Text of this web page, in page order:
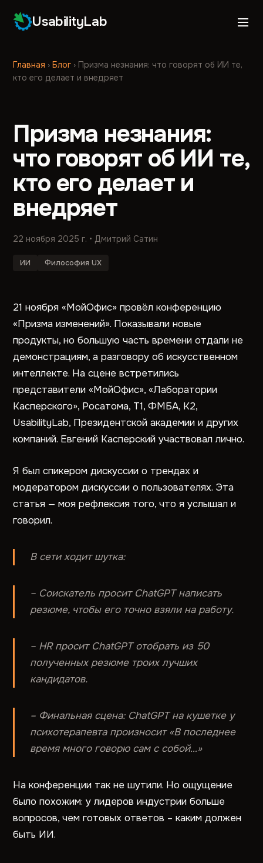
UsabilityLab
Главная ›Блог › Призма незнания: что говорят об ИИ те,
кто его делает и внедряет
Призма незнания:
что говорят об ИИ те,
кто его делает и
внедряет
22 ноября 2025 г. • Дмитрий Сатин
ИИ Философия UX
21 ноября «МойОфис» провёл конференцию
«Призма изменений». Показывали новые
продукты, но большую часть времени отдали не
демонстрациям, а разговору об искусственном
интеллекте. На сцене встретились
представители «МойОфис», «Лаборатории
Касперского», Росатома, Т1, ФМБА, К2,
UsabilityLab, Президентской академии и других
компаний. Евгений Касперский участвовал лично.
Я был спикером дискуссии о трендах и
модератором дискуссии о пользователях. Эта
статья — моя рефлексия того, что я услышал и
говорил.
В сети ходит шутка:
– Соискатель просит ChatGPT написать
резюме, чтобы его точно взяли на работу.
– HR просит ChatGPT отобрать из 50
полученных резюме троих лучших
кандидатов.
– Финальная сцена: ChatGPT на кушетке у
психотерапевта произносит «В последнее
время много говорю сам с собой…»
На конференции так не шутили. Но ощущение
было похожим: у лидеров индустрии больше
вопросов, чем готовых ответов – каким должен
быть ИИ.